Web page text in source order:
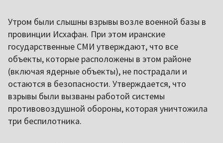
Утром были слышны взрывы возле военной базы в
провинции Исхафан. При этом иранские
государственные СМИ утверждают, что все
объекты, которые расположены в этом районе
(включая ядерные объекты), не пострадали и
остаются в безопасности. Утверждается, что
взрывы были вызваны работой системы
противовоздушной обороны, которая уничтожила
три беспилотника.